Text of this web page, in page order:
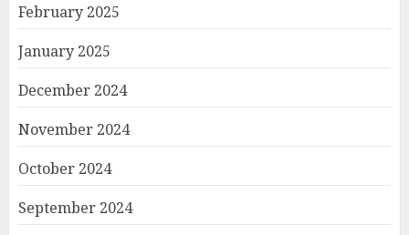
February 2025
January 2025
December 2024
November 2024
October 2024
September 2024